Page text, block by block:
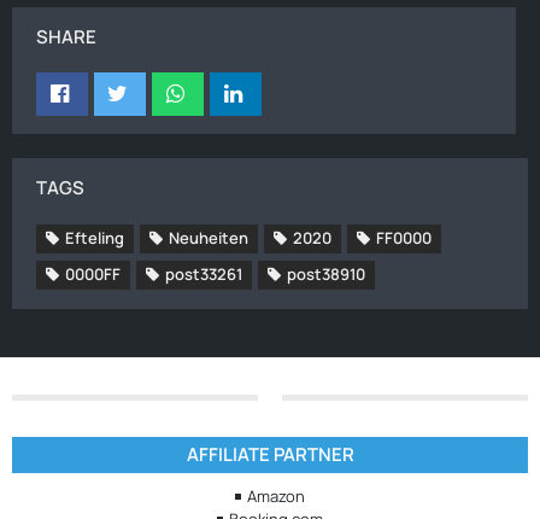
SHARE
TAGS
Efteling Neuheiten 2020
FF0000
0000FF
post33261 post38910
AFFILIATE PARTNER
Amazon